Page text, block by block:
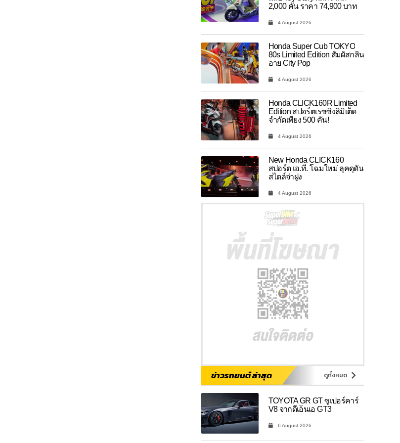
2,000 คัน ราคา 74,900 บาท
4 August 2026
Honda Super Cub TOKYO
80s Limited Edition สัมผัสกลิ่น
อาย City Pop
4 August 2026
Honda CLICK160R Limited
Edition สปอร์ตเรซซิ่งลิมิเต็ด
จำกัดเพียง 500 คัน!
4 August 2026
New Honda CLICK160
สปอร์ต เอ.ที. โฉมใหม่ ลุคดุดัน
สไตล์จ่าฝูง
4 August 2026
ข่าวรถยนต์ ล่าสุด ดูทั้งหมด
TOYOTA GR GT ซูเปอร์คาร์
V8 จากดีเอ็นเอ GT3
6 August 2026